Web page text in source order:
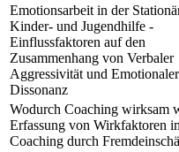
Emotionsarbeit in der
Kinder- und Jugendhilfe -
Einflussfaktoren auf den
Zusammenhang von Verbaler
Aggressivität und Emotionaler
Dissonanz
Wodurch Coaching wirksam
Erfassung von Wirkfaktoren
Coaching durch